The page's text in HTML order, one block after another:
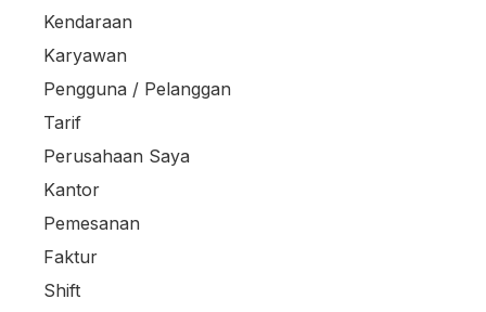
Kendaraan
Karyawan
Pengguna / Pelanggan
Tarif
Perusahaan Saya
Kantor
Pemesanan
Faktur
Shift